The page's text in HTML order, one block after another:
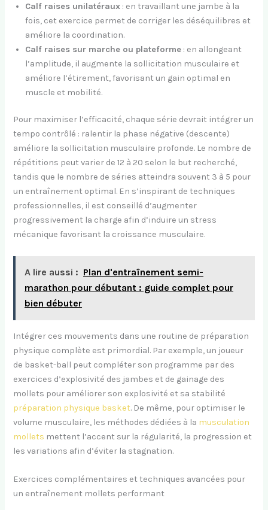
Calf raises unilatéraux : en travaillant une jambe à la
fois, cet exercice permet de corriger les déséquilibres et
améliore la coordination.
Calf raises sur marche ou plateforme : en allongeant
l’amplitude, il augmente la sollicitation musculaire et
améliore l’étirement, favorisant un gain optimal en
muscle et mobilité.
Pour maximiser l’efficacité, chaque série devrait intégrer un
tempo contrôlé : ralentir la phase négative (descente)
améliore la sollicitation musculaire profonde. Le nombre de
répétitions peut varier de 12 à 20 selon le but recherché,
tandis que le nombre de séries atteindra souvent 3 à 5 pour
un entraînement optimal. En s’inspirant de techniques
professionnelles, il est conseillé d’augmenter
progressivement la charge afin d’induire un stress
mécanique favorisant la croissance musculaire.
A lire aussi : Plan d'entraînement semi-
marathon pour débutant : guide complet pour
bien débuter
Intégrer ces mouvements dans une routine de préparation
physique complète est primordial. Par exemple, un joueur
de basket-ball peut compléter son programme par des
exercices d’explosivité des jambes et de gainage des
mollets pour améliorer son explosivité et sa stabilité
préparation physique basket. De même, pour optimiser le
volume musculaire, les méthodes dédiées à la musculation
mollets mettent l’accent sur la régularité, la progression et
les variations afin d’éviter la stagnation.
Exercices complémentaires et techniques avancées pour
un entraînement mollets performant